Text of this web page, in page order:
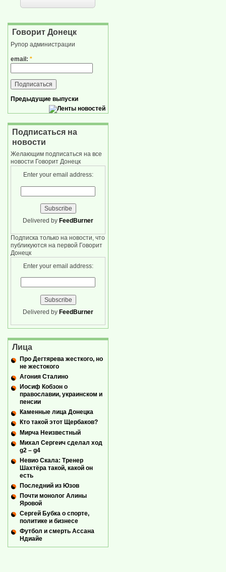
Говорит Донецк
Рупор администрации
email: *
Предыдущие выпуски
Подписаться на
новости
Желающим подписаться на все
новости Говорит Донецк
Enter your email address:
Delivered by FeedBurner
Подписка только на новости, что
публикуются на первой Говорит
Донецк
Enter your email address:
Delivered by FeedBurner
Лица
Про Дегтярева жесткого, но
не жестокого
Агония Сталино
Иосиф Кобзон о
православии, украинском и
пенсии
Каменные лица Донецка
Кто такой этот Щербаков?
Мирча Неизвестный
Михал Сергеич сделал ход
g2 – g4
Невио Скала: Тренер
Шахтёра такой, какой он
есть
Последний из Юзов
Почти монолог Алины
Яровой
Сергей Бубка о спорте,
политике и бизнесе
Футбол и смерть Ассана
Ндиайе